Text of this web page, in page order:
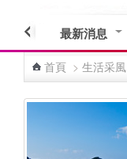
最新消息
首頁 > 生活采風